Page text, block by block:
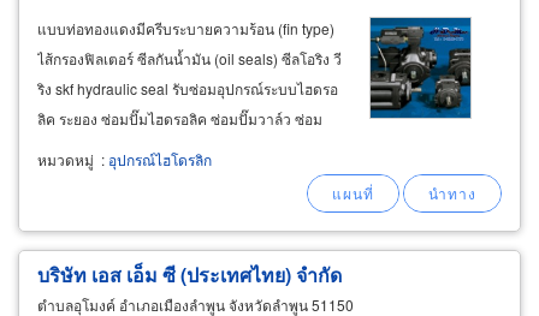
แบบท่อทองแดงมีครีบระบายความร้อน (fin type)
ไส้กรองฟิลเตอร์ ซีลกันน้ำมัน (oil seals) ซีลโอริง วี
ริง skf hydraulic seal รับซ่อมอุปกรณ์ระบบไฮดรอ
ลิค ระยอง ซ่อมปั๊มไฮดรอลิค ซ่อมปั๊มวาล์ว ซ่อม
บล็อกวาล์ว ซ่อมกระบอกไฮดรอลิค ​ ​ จำหน่าย
อุปกรณ์ระบบนิวเมติกส์ ระยอง กระบอกลมนิวเมติก
หมวดหมู่ : อุปกรณ์ไฮโดรลิก
บริษัท เอส เอ็ม ซี (ประเทศไทย) จำกัด
ตำบลอุโมงค์ อำเภอเมืองลำพูน จังหวัดลำพูน 51150